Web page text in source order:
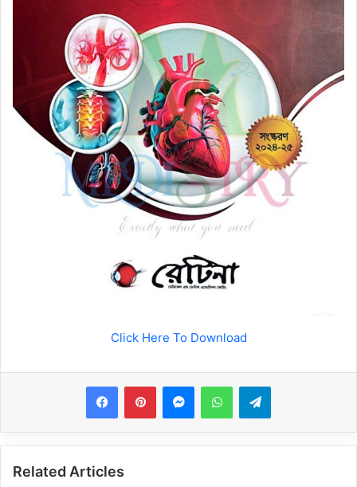
Click Here To Download
MessengerWhatsAppTelegram
Related Articles